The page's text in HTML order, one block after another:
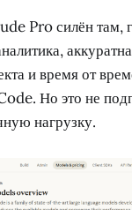
Pro силён там,
и время от
Но это не
нагрузку.